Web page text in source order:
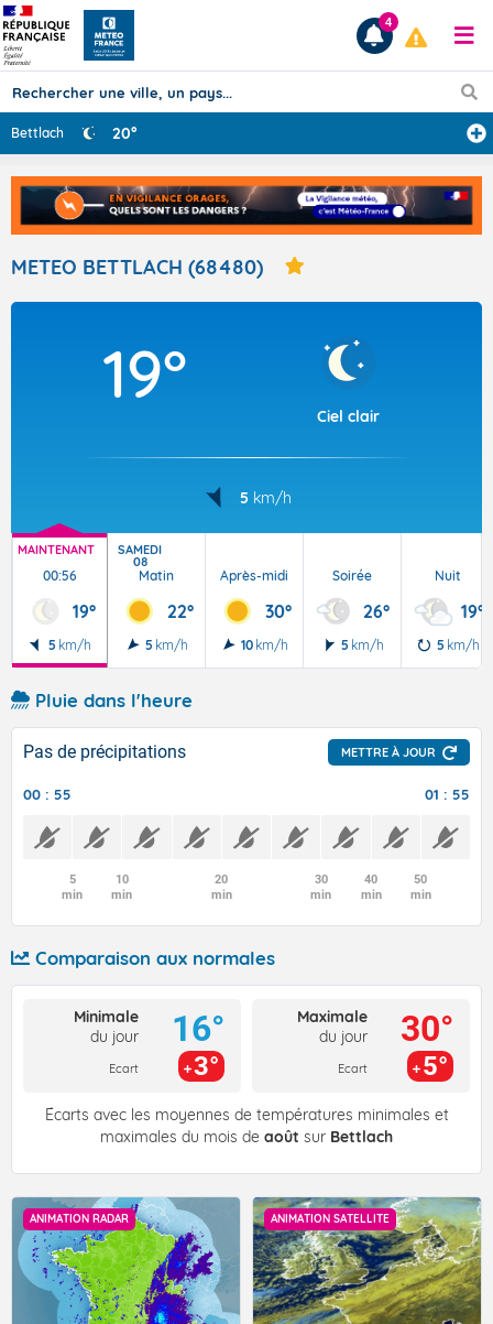
Prévisions
TOUS LES RÉSULTATS
Articles
4
Bettlach 20°
METEO BETTLACH (68480)
19°
Ciel clair
5 km/h
MAINTENANT
00:56
19°
5 km/h
SAMEDI
08
Matin
22°
5 km/h
Après-midi
30°
10 km/h
Soirée
26°
5 km/h
Nuit
19°
5 km/h
Pluie dans l'heure
Pas de précipitations METTRE À JOUR
00 : 55 01 : 55
5
min
10
min
20
min
30
min
40
min
50
min
Comparaison aux normales
Minimale
du jour
Ecart
16°
3°
Maximale
du jour
Ecart
30°
5°
Écarts avec les moyennes de températures minimales et
maximales du mois de août sur Bettlach
ANIMATION RADAR ANIMATION SATELLITE